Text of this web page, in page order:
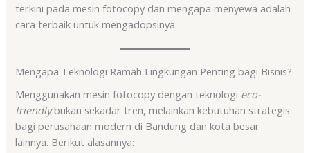
terkini pada mesin fotocopy dan mengapa menyewa adalah
cara terbaik untuk mengadopsinya.
Mengapa Teknologi Ramah Lingkungan Penting bagi Bisnis?
Menggunakan mesin fotocopy dengan teknologi eco-
friendlybukan sekadar tren, melainkan kebutuhan strategis
bagi perusahaan modern di Bandung dan kota besar
lainnya. Berikut alasannya: